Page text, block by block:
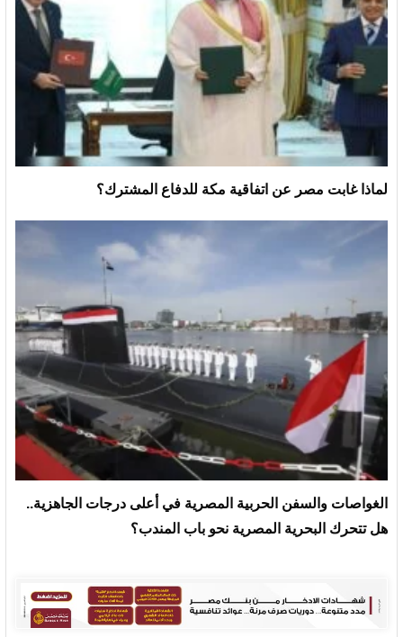
لماذا غابت مصر عن اتفاقية مكة للدفاع المشترك؟
الغواصات والسفن الحربية المصرية في أعلى درجات الجاهزية..
هل تتحرك البحرية المصرية نحو باب المندب؟